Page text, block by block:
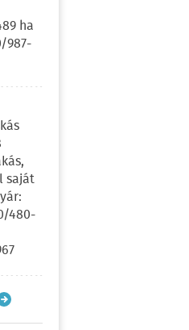
ha
987-
saját
480-